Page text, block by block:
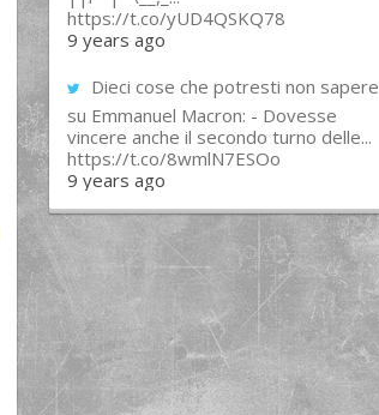
https://t.co/yUD4QSKQ78
9 years ago
Dieci cose che potresti non sapere
su Emmanuel Macron: - Dovesse
vincere anche il secondo turno delle...
https://t.co/8wmlN7ESOo
9 years ago